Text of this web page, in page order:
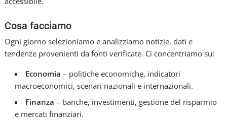
Cosa facciamo
Ogni giorno selezioniamo e analizziamo notizie, dati e
tendenze provenienti da fonti verificate. Ci concentriamo su:
Economia – politiche economiche, indicatori
macroeconomici, scenari nazionali e internazionali.
Finanza – banche, investimenti, gestione del risparmio
e mercati finanziari.